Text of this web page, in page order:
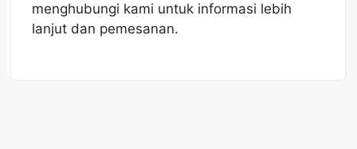
menghubungi kami untuk informasi lebih
lanjut dan pemesanan.